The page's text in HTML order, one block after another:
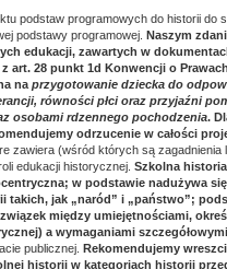
podstaw programowych do historii do
podstawy programowej. Naszym
edukacji, zawartych w
28 punkt 1d Konwencji o
na przygotowanie dziecka do
równości płci oraz przyjaźni
osobami rdzennego pochodzenia.
odrzucenie w całości
zawiera (wśród których są zagadnienia
edukacji historycznej. Szkolna
w podstawie nadużywa
takich, jak „naród” i „państwo”;
między umiejętnościami,
a wymaganiami szczegółowymi
publicznej. Rekomendujemy
historii w kategoriach historii